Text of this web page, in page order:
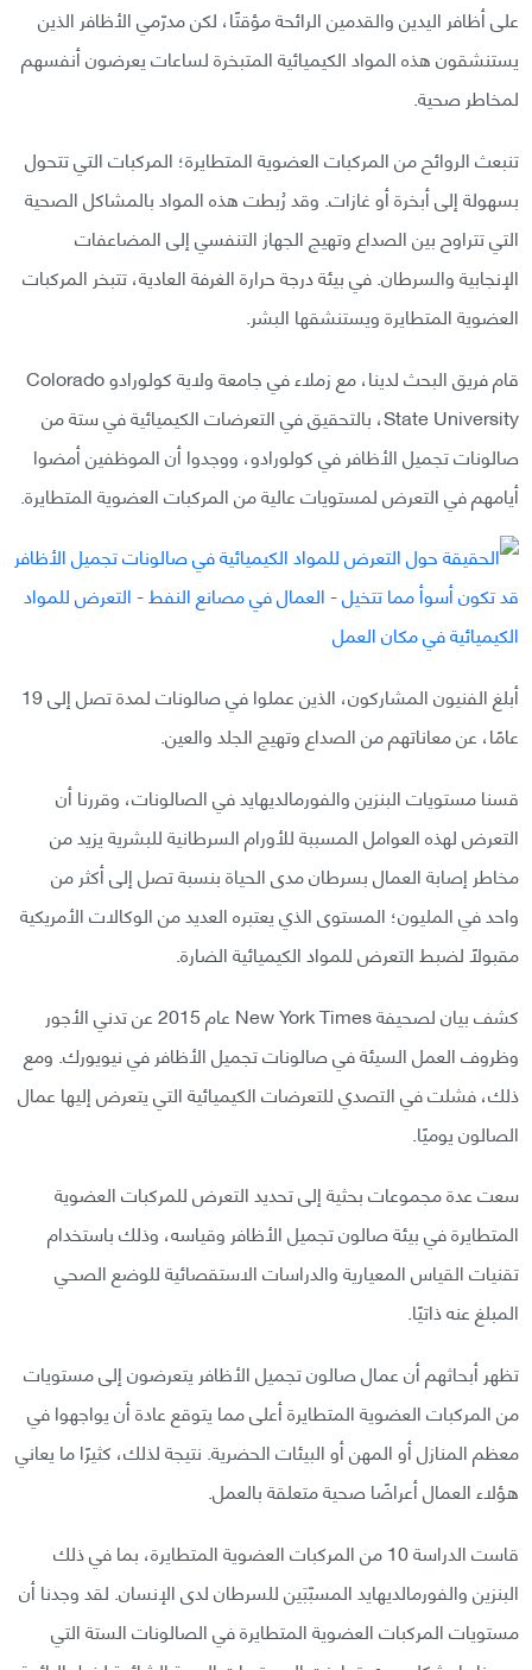
على أظافر اليدين والقدمين الرائحة مؤقتًا، لكن مدرّمي الأظافر الذين
يستنشقون هذه المواد الكيميائية المتبخرة لساعات يعرضون أنفسهم
لمخاطر صحية.
تنبعث الروائح من المركبات العضوية المتطايرة؛ المركبات التي تتحول
بسهولة إلى أبخرة أو غازات. وقد رُبطت هذه المواد بالمشاكل الصحية
التي تتراوح بين الصداع وتهيج الجهاز التنفسي إلى المضاعفات
الإنجابية والسرطان. في بيئة درجة حرارة الغرفة العادية، تتبخر المركبات
العضوية المتطايرة ويستنشقها البشر.
قام فريق البحث لدينا، مع زملاء في جامعة ولاية كولورادو Colorado
State University، بالتحقيق في التعرضات الكيميائية في ستة من
صالونات تجميل الأظافر في كولورادو، ووجدوا أن الموظفين أمضوا
أيامهم في التعرض لمستويات عالية من المركبات العضوية المتطايرة.
أبلغ الفنيون المشاركون، الذين عملوا في صالونات لمدة تصل إلى 19
عامًا، عن معاناتهم من الصداع وتهيج الجلد والعين.
قسنا مستويات البنزين والفورمالديهايد في الصالونات، وقررنا أن
التعرض لهذه العوامل المسببة للأورام السرطانية للبشرية يزيد من
مخاطر إصابة العمال بسرطان مدى الحياة بنسبة تصل إلى أكثر من
واحد في المليون؛ المستوى الذي يعتبره العديد من الوكالات الأمريكية
مقبولًا لضبط التعرض للمواد الكيميائية الضارة.
كشف بيان لصحيفة New York Times عام 2015 عن تدني الأجور
وظروف العمل السيئة في صالونات تجميل الأظافر في نيويورك. ومع
ذلك، فشلت في التصدي للتعرضات الكيميائية التي يتعرض إليها عمال
الصالون يوميًا.
سعت عدة مجموعات بحثية إلى تحديد التعرض للمركبات العضوية
المتطايرة في بيئة صالون تجميل الأظافر وقياسه، وذلك باستخدام
تقنيات القياس المعيارية والدراسات الاستقصائية للوضع الصحي
المبلغ عنه ذاتيًا.
تظهر أبحاثهم أن عمال صالون تجميل الأظافر يتعرضون إلى مستويات
من المركبات العضوية المتطايرة أعلى مما يتوقع عادة أن يواجهوا في
معظم المنازل أو المهن أو البيئات الحضرية. نتيجة لذلك، كثيرًا ما يعاني
هؤلاء العمال أعراضًا صحية متعلقة بالعمل.
قاست الدراسة 10 من المركبات العضوية المتطايرة، بما في ذلك
البنزين والفورمالديهايد المسبّبَين للسرطان لدى الإنسان. لقد وجدنا أن
مستويات المركبات العضوية المتطايرة في الصالونات الستة التي